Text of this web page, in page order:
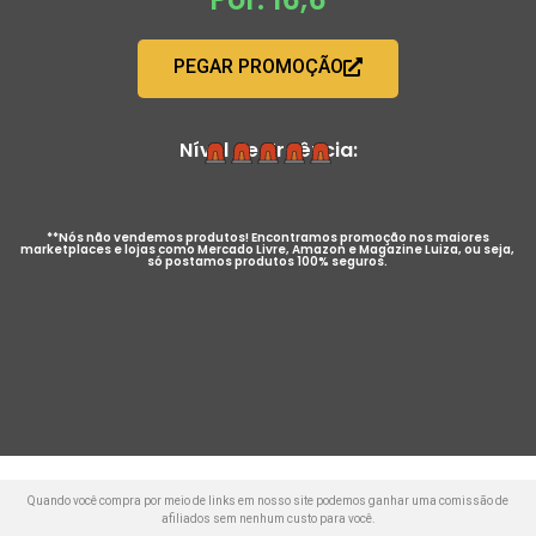
PEGAR PROMOÇÃO
Nível de Urgência:
**Nós não vendemos produtos! Encontramos promoção nos maiores
marketplaces e lojas como Mercado Livre, Amazon e Magazine Luiza, ou seja,
só postamos produtos 100% seguros.
Quando você compra por meio de links em nosso site podemos ganhar uma comissão de
afiliados sem nenhum custo para você.